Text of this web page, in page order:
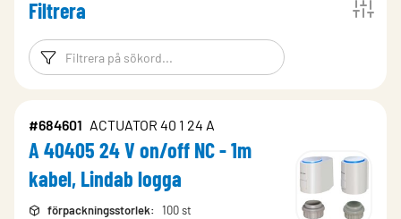
Filtrera
Filtreringsord Filtrera
#684601 ACTUATOR 40 1 24 A
A 40405 24 V on/off NC - 1m
kabel, Lindab logga
förpackningsstorlek:
100 st